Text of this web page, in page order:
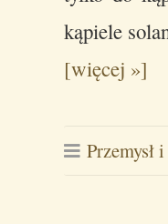
kąpiele
[więcej »]
Przemysł